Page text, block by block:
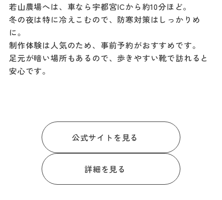
若山農場へは、車なら宇都宮ICから約10分ほど。
冬の夜は特に冷えこむので、防寒対策はしっかりめ
に。
制作体験は人気のため、事前予約がおすすめです。
足元が暗い場所もあるので、歩きやすい靴で訪れると
安心です。
公式サイトを見る
詳細を見る